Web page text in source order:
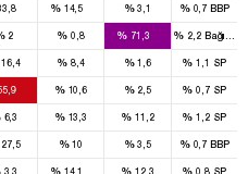
%14,5 %3,1 %0,7BBP
2 % 0,8 % 71,3 % 2,2
16,4 % 8,4 %1,6 % 1,1 SP
%10,6 %2,5 % 0,7 SP
6,3 %13,3 % 11,2 % 1,2 SP
27,5 %10 %3,5 %0,7BBP
3,3 %14,1 % 12,3 % 0,8 SP